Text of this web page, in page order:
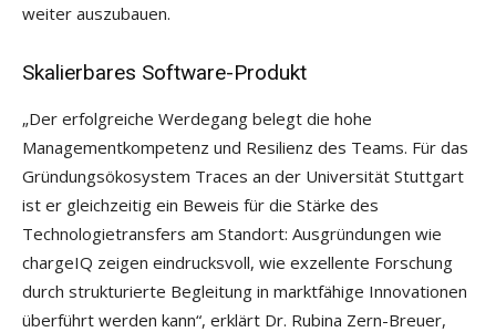
weiter auszubauen.
Skalierbares Software-Produkt
„Der erfolgreiche Werdegang belegt die hohe
Managementkompetenz und Resilienz des Teams. Für das
Gründungsökosystem Traces an der Universität Stuttgart
ist er gleichzeitig ein Beweis für die Stärke des
Technologietransfers am Standort: Ausgründungen wie
chargeIQ zeigen eindrucksvoll, wie exzellente Forschung
durch strukturierte Begleitung in marktfähige Innovationen
überführt werden kann“, erklärt Dr. Rubina Zern-Breuer,